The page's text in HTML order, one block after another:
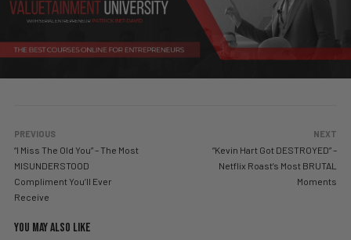
PREVIOUS
“I Miss The Old You” – The Most
MISUNDERSTOOD
Compliment You’ll Ever
Receive
NEXT
“Kevin Hart Got DESTROYED” –
Netflix Roast’s Most BRUTAL
Moments
YOU MAY ALSO LIKE